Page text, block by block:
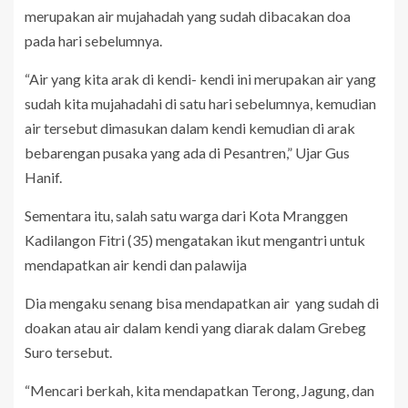
merupakan air mujahadah yang sudah dibacakan doa
pada hari sebelumnya.
“Air yang kita arak di kendi- kendi ini merupakan air yang
sudah kita mujahadahi di satu hari sebelumnya, kemudian
air tersebut dimasukan dalam kendi kemudian di arak
bebarengan pusaka yang ada di Pesantren,” Ujar Gus
Hanif.
Sementara itu, salah satu warga dari Kota Mranggen
Kadilangon Fitri (35) mengatakan ikut mengantri untuk
mendapatkan air kendi dan palawija
Dia mengaku senang bisa mendapatkan air yang sudah di
doakan atau air dalam kendi yang diarak dalam Grebeg
Suro tersebut.
“Mencari berkah, kita mendapatkan Terong, Jagung, dan